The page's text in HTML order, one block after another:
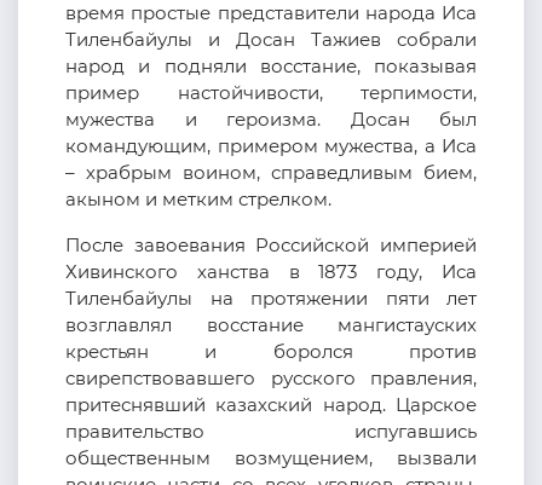
время простые представители народа Иса
Тиленбайулы и Досан Тажиев собрали
народ и подняли восстание, показывая
пример настойчивости, терпимости,
мужества и героизма. Досан был
командующим, примером мужества, а Иса
– храбрым воином, справедливым бием,
акыном и метким стрелком.
После завоевания Российской империей
Хивинского ханства в 1873 году, Иса
Тиленбайулы на протяжении пяти лет
возглавлял восстание мангистауских
крестьян и боролся против
свирепствовавшего русского правления,
притеснявший казахский народ. Царское
правительство испугавшись
общественным возмущением, вызвали